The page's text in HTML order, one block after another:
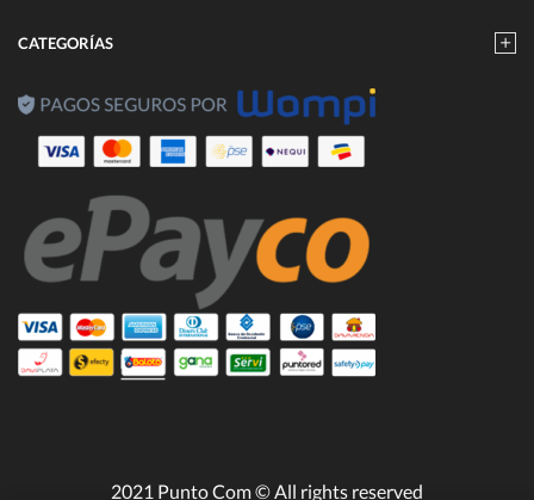
CATEGORÍAS
2021 Punto Com © All rights reserved